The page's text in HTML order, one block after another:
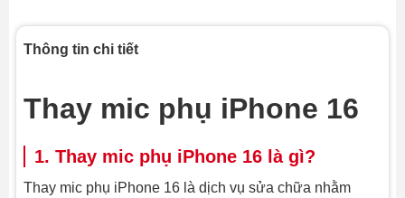
Thông tin chi tiết
Thay mic phụ iPhone 16
1. Thay mic phụ iPhone 16 là gì?
Thay mic phụ iPhone 16 là dịch vụ sửa chữa nhằm